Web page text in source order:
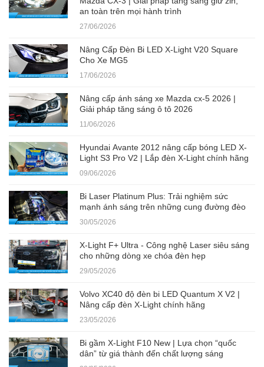
an toàn trên mọi hành trình
27/06/2026
Nâng Cấp Đèn Bi LED X-Light V20 Square
Cho Xe MG5
17/06/2026
Nâng cấp ánh sáng xe Mazda cx-5 2026 |
Giải pháp tăng sáng ô tô 2026
11/06/2026
Hyundai Avante 2012 nâng cấp bóng LED X-
Light S3 Pro V2 | Lắp đèn X-Light chính hãng
09/06/2026
Bi Laser Platinum Plus: Trải nghiệm sức
mạnh ánh sáng trên những cung đường đèo
30/05/2026
X-Light F+ Ultra - Công nghệ Laser siêu sáng
cho những dòng xe chóa đèn hẹp
29/05/2026
Volvo XC40 độ đèn bi LED Quantum X V2 |
Nâng cấp đèn X-Light chính hãng
23/05/2026
Bi gầm X-Light F10 New | Lựa chọn “quốc
dân” từ giá thành đến chất lượng sáng